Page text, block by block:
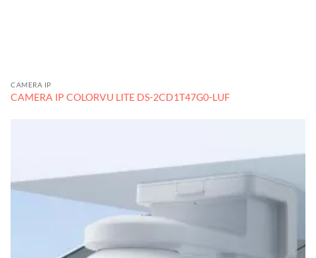
CAMERA IP
CAMERA IP COLORVU LITE DS-2CD1T47G0-LUF